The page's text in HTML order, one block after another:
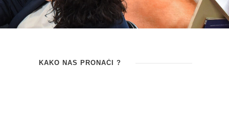
KAKO NAS PRONAĆI ?